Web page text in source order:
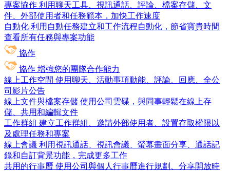
專案協作 利用聊天工具、視訊通話、評論、檔案存儲、文
件、外部使用者和任務範本，加快工作速度
自動化 利用自動任務建立和工作流程自動化，節省寶貴時間
查看所有任務與專案功能
協作
協作 增強您的團隊合作能力
線上工作空間 使用聊天、活動事項動能、評論、回應、全公
司影片公告
線上文件與檔案存儲 使用公司雲碟，與同事輕鬆在線上存
儲、共用和編輯文件
工作群組 建立工作群組、邀請外部使用者、設置存取權限以
及處理任務和專案
線上會議 利用視訊通話、視訊會議、螢幕畫面分享、通話記
錄和自訂背景功能，完成更多工作
共用的行事曆 使用公司與個人行事曆進行規劃、分享開放時